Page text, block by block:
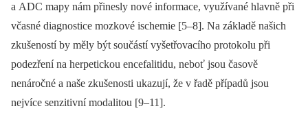
a ADC mapy nám přinesly nové informace, využívané hlavně při
včasné diagnostice mozkové ischemie [5–8]. Na základě našich
zkušeností by měly být součástí vyšetřovacího protokolu při
podezření na herpetickou encefalitidu, neboť jsou časově
nenáročné a naše zkušenosti ukazují, že v řadě případů jsou
nejvíce senzitivní modalitou [9–11].